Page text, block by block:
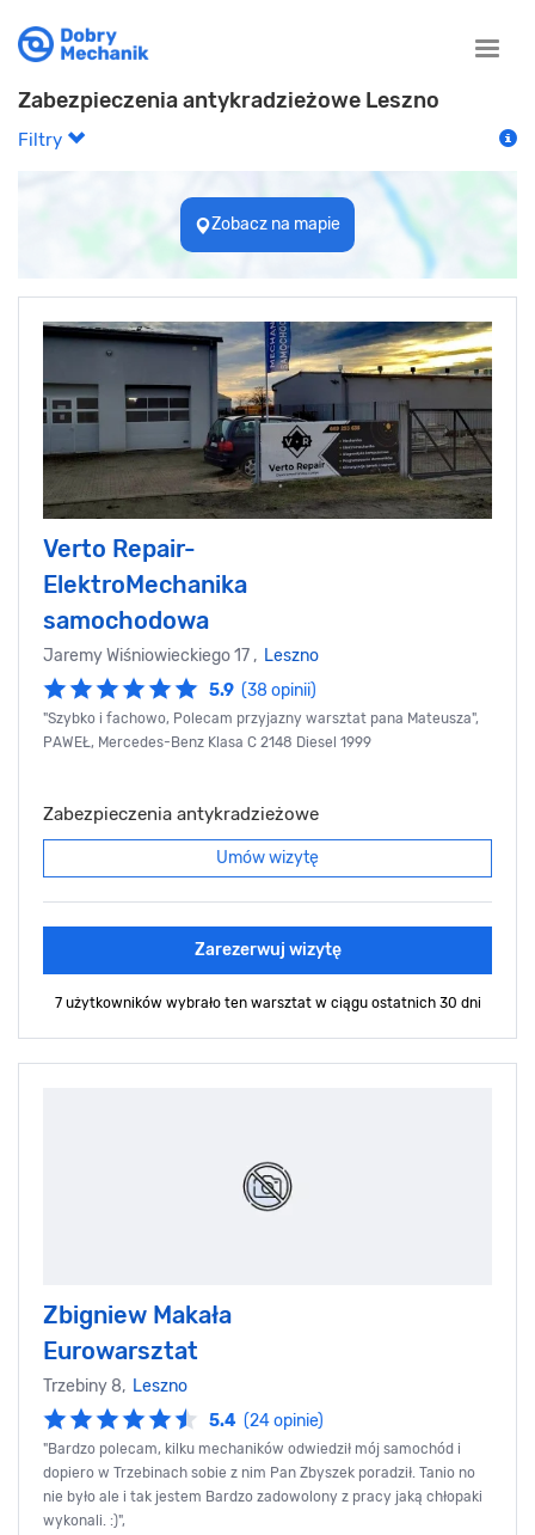
Toggle
Zabezpieczenia antykradzieżowe Leszno
Filtry
Zobacz na mapie
Verto Repair-
ElektroMechanika
samochodowa
Jaremy Wiśniowieckiego 17 , Leszno
5.9 (38 opinii)
"Szybko i fachowo, Polecam przyjazny warsztat pana Mateusza",
PAWEŁ, Mercedes-Benz Klasa C 2148 Diesel 1999
Zabezpieczenia antykradzieżowe
Umów wizytę
Zarezerwuj wizytę
7 użytkowników wybrało ten warsztat w ciągu ostatnich 30 dni
Zbigniew Makała
Eurowarsztat
Trzebiny 8, Leszno
5.4 (24 opinie)
"Bardzo polecam, kilku mechaników odwiedził mój samochód i
dopiero w Trzebinach sobie z nim Pan Zbyszek poradził. Tanio no
nie było ale i tak jestem Bardzo zadowolony z pracy jaką chłopaki
wykonali. :)",